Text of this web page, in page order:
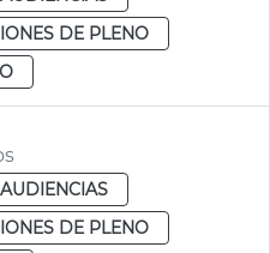
DE PLENO
DE PLENO